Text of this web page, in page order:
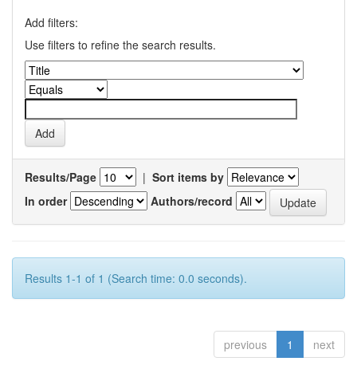
Add filters:
Use filters to refine the search results.
Results/Page | Sort items by
In order
Authors/record
Results 1-1 of 1 (Search time: 0.0 seconds).
previous 1 next